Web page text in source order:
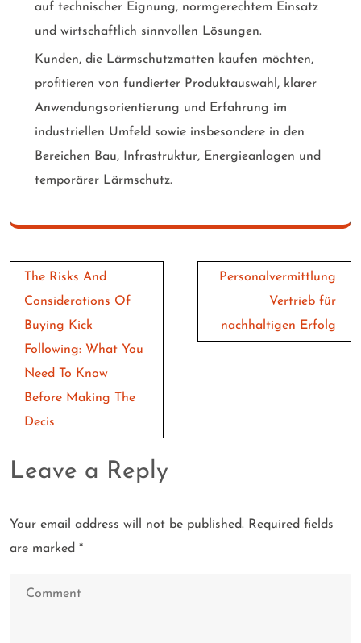
auf technischer Eignung, normgerechtem Einsatz
und wirtschaftlich sinnvollen Lösungen.
Kunden, die Lärmschutzmatten kaufen möchten,
profitieren von fundierter Produktauswahl, klarer
Anwendungsorientierung und Erfahrung im
industriellen Umfeld sowie insbesondere in den
Bereichen Bau, Infrastruktur, Energieanlagen und
temporärer Lärmschutz.
Post
navigation
The Risks And
Considerations Of
Buying Kick
Following: What You
Need To Know
Before Making The
Decis
Personalvermittlung
Vertrieb für
nachhaltigen Erfolg
Leave a Reply
Your email address will not be published. Required fields
are marked *